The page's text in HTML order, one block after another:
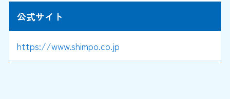
公式サイト
https://www.shimpo.co.jp